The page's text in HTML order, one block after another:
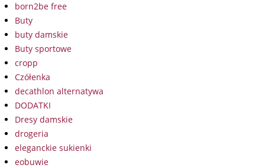
born2be free
Buty
buty damskie
Buty sportowe
cropp
Czółenka
decathlon alternatywa
DODATKI
Dresy damskie
drogeria
eleganckie sukienki
eobuwie